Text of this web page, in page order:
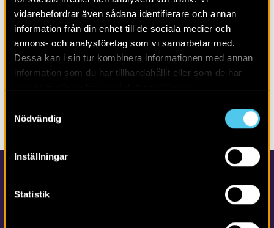
vidarebefordrar även sådana identifierare och annan
information från din enhet till de sociala medier och
annons- och analysföretag som vi samarbetar med.
Dessa kan i sin tur kombinera informationen med annan
information som du har tillhandahållit eller som de har
Nödvändig
Inställningar
Statistik
Populärvetenskap Rapporter Skola Övrigt
eller fritextsökning.